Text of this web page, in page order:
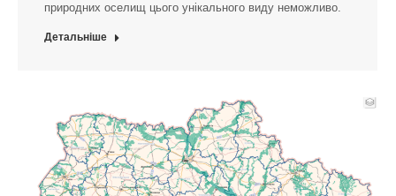
природних оселищ цього унікального виду неможливо.
Детальніше